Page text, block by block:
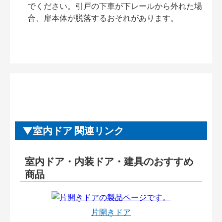
でください。引戸の下車が下レールから外れた場
合、扉本体が脱落するおそれがあります。
室内ドア 関連リンク
室内ドア・内装ドア・建具のおすすめ
商品
片開きドア